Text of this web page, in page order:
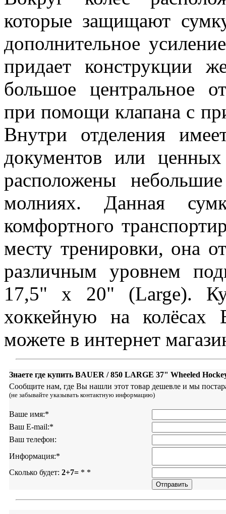
которые защищают
дополнительное
придает конструкции
большое центральное
при помощи клапана с
Внутри отделения
документов или
расположены
молниях. Данная
комфортного
месту тренировки, она
различным уровнем
17,5" x 20" (Large).
хоккейную на
можете в интернет
Знаете где купить BAUER / 850 LARGE 37" Wheeled
Сообщите нам, где Вы нашли этот товар дешевле и мы
(не забывайте указывать контактную информацию)
Ваше имя:*
Ваш E-mail:*
Ваш телефон:
Информация:*
Сколько будет: 2+7= * *